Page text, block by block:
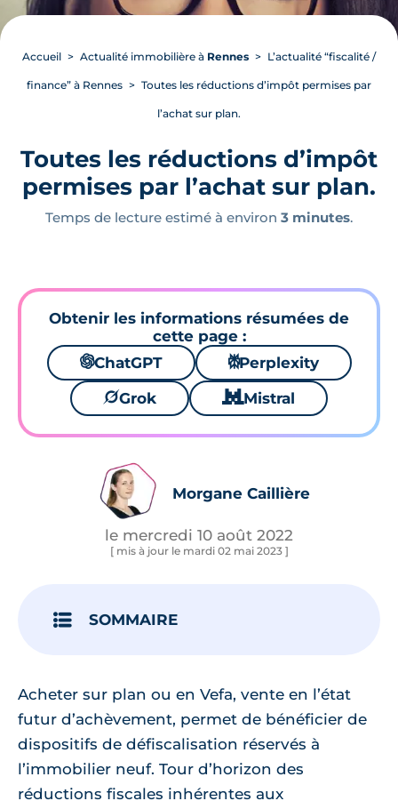
Accueil Actualité immobilière à Rennes L’actualité “fiscalité /
finance” à Rennes Toutes les réductions d’impôt permises par
l’achat sur plan.
Toutes les réductions d’impôt
permises par l’achat sur plan.
Temps de lecture estimé à environ 3 minutes.
Obtenir les informations résumées de
cette page :
🌌ChatGPT ⚙Perplexity
🪐Grok 🐱 Mistral
Morgane Caillière
le mercredi 10 août 2022
[ mis à jour le mardi 02 mai 2023 ]
SOMMAIRE
Acheter sur plan ou en Vefa, vente en l’état
futur d’achèvement, permet de bénéficier de
dispositifs de défiscalisation réservés à
l’immobilier neuf. Tour d’horizon des
réductions fiscales inhérentes aux